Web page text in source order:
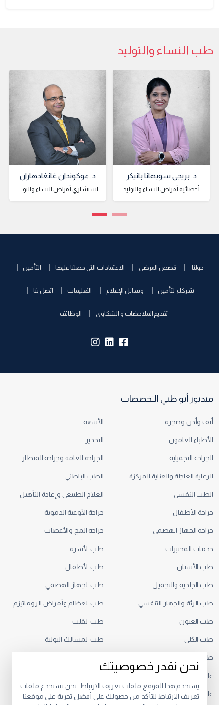
طب النساء والتوليد
د. بريجي سوبهانا بانيكر
أخصائية أمراض النساء والتوليد
د. موكوندان غانغادهاران
استشاري أمراض النساء والتوليد
حولنا قصص المرضى الاعتمادات التي حصلنا عليها التأمين
شركاء التأمين وسائل الإعلام التعليمات اتصل بنا
تقديم الملاحضات و الشكاوى الوظائف
fb:
lk:
insta:
ميديور أبو ظبي التخصصات
أنف وأذن وحنجرة الأشعة
الأطباء العامون التخدير
الجراحة التجميلية الجراحة العامة وجراحة المنظار
الرعاية العاجلة والعناية المركزة الطب الباطني
الطب النفسي العلاج الطبيعي وإعادة التأهيل
جراحة الأطفال جراحة الأوعية الدموية
جراحة الجهاز الهضمي جراحة المخ والأعصاب
خدمات المختبرات طب الأسرة
طب الأسنان طب الأطفال
طب الجلدية والتجميل طب الجهاز الهضمي
طب الرئة والجهاز التنفسي طب العظام وأمراض الروماتيزم والطب الرياضي
طب العيون طب القلب
طب الكلى طب المسالك البولية
طب النساء والتوليد
علم الأعصاب
علم التغذية علم الغدد الصماء
نحن نقدر خصوصيتك
يستخدم هذا الموقع ملفات تعريف الارتباط. نحن نستخدم ملفات
تعريف الارتباط للتأكد من حصولك على أفضل تجربة على موقعنا.